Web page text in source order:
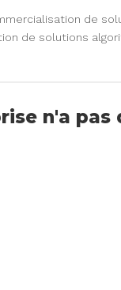
de
de solutions
n'a